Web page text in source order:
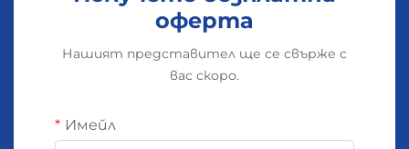
оферта
Нашият представител ще се свърже с
вас скоро.
Имейл